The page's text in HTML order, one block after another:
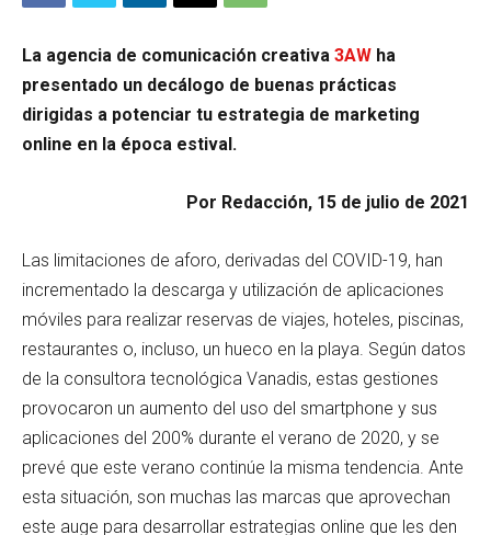
La agencia de comunicación creativa 3AW ha
presentado un decálogo de buenas prácticas
dirigidas a potenciar tu estrategia de marketing
online en la época estival.
Por Redacción, 15 de julio de 2021
Las limitaciones de aforo, derivadas del COVID-19, han
incrementado la descarga y utilización de aplicaciones
móviles para realizar reservas de viajes, hoteles, piscinas,
restaurantes o, incluso, un hueco en la playa. Según datos
de la consultora tecnológica Vanadis, estas gestiones
provocaron un aumento del uso del smartphone y sus
aplicaciones del 200% durante el verano de 2020, y se
prevé que este verano continúe la misma tendencia. Ante
esta situación, son muchas las marcas que aprovechan
este auge para desarrollar estrategias online que les den